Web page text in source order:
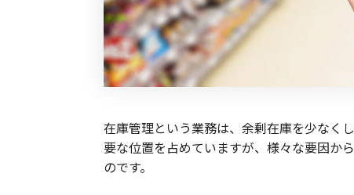
在庫管理という業務は、余剰在庫を少なく
要な位置を占めていますが、様々な要因か
のです。